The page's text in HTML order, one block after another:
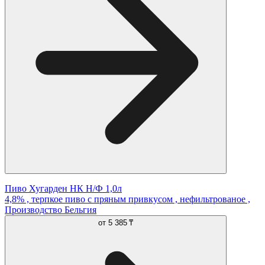
Пиво Хугарден НК Н/Ф 1,0л
4,8% , терпкое пиво с пряным привкусом , нефильтрованое ,
Производство Бельгия
от 5 385 ₸